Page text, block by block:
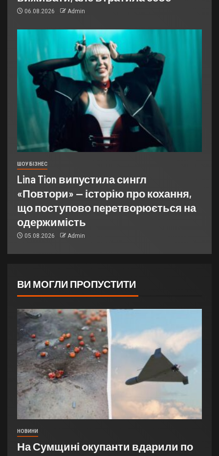
06.08.2026 Admin
ШОУ БІЗНЕС
Lina Tion випустила сингл
«Повтори» — історію про кохання,
що поступово перетворюється на
одержимість
05.08.2026 Admin
ВИ МОГЛИ ПРОПУСТИТИ
НОВИНИ
На Сумщині окупанти вдарили по